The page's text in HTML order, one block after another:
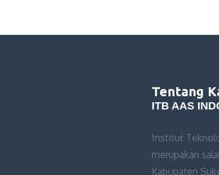
Tentang
ITB AAS
Institut
merupakan
Kabupaten